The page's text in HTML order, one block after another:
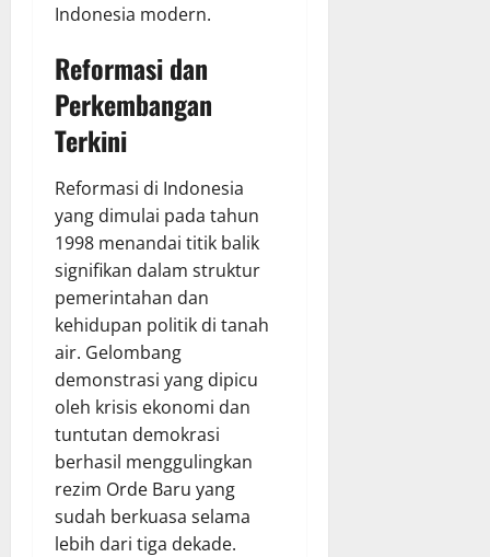
Indonesia modern.
Reformasi dan
Perkembangan
Terkini
Reformasi di Indonesia
yang dimulai pada tahun
1998 menandai titik balik
signifikan dalam struktur
pemerintahan dan
kehidupan politik di tanah
air. Gelombang
demonstrasi yang dipicu
oleh krisis ekonomi dan
tuntutan demokrasi
berhasil menggulingkan
rezim Orde Baru yang
sudah berkuasa selama
lebih dari tiga dekade.